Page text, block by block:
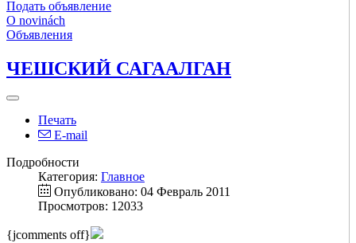
Подать объявление
O novinách
Объявления
ЧЕШСКИЙ САГААЛГАН
Печать
E-mail
Подробности
Категория: Главное
Опубликовано: 04 Февраль 2011
Просмотров: 12033
{jcomments off}